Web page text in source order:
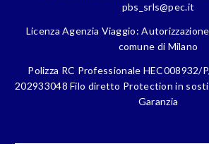
pbs_srls@pec.it
Licenza Agenzia Viaggio:
comune di Milano
Polizza RC Professionale HEC008932/
202933048 Filo diretto Protection in
Garanzia